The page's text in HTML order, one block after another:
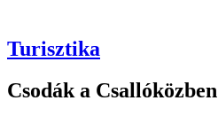
Turisztika
Csodák a Csallóközben